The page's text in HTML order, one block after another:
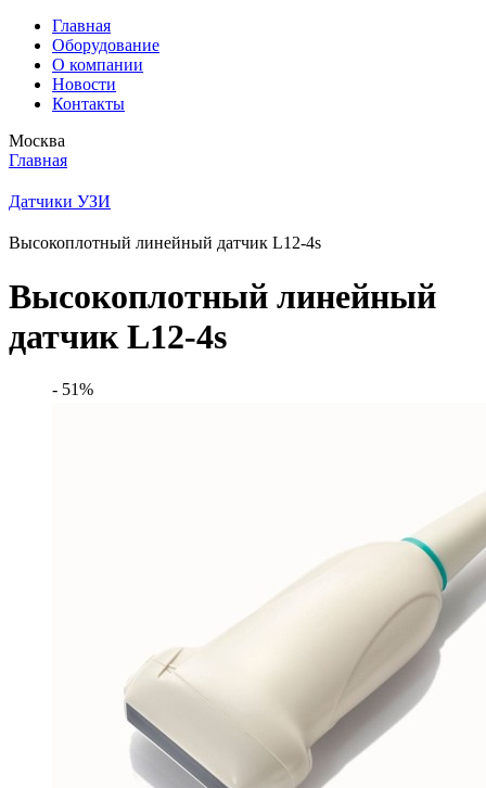
Главная
Оборудование
О компании
Новости
Контакты
Москва
Главная
Датчики УЗИ
Высокоплотный линейный датчик L12-4s
Высокоплотный линейный
датчик L12-4s
- 51%